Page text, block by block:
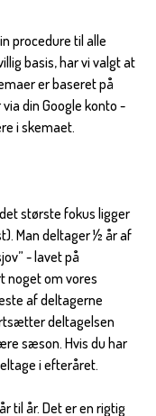
procedure til alle
basis, har vi valgt at
er baseret på
din Google konto -
i skemaet.
største fokus ligger
Man deltager ½ år af
- lavet på
noget om vores
af deltagerne
deltagelsen
sæson. Hvis du har
i efteråret.
til år. Det er en rigtig